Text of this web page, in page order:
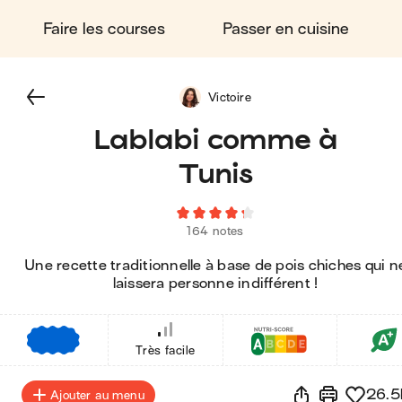
Faire les courses Passer en cuisine
Lablabi comme à
Tunis
164 notes
Une recette traditionnelle à base de pois chiches qui
laissera personne indifférent !
Victoire
Très facile
Ajouter au menu